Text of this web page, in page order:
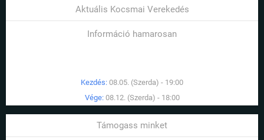
Aktuális Kocsmai Verekedés
Információ hamarosan
Kezdés: 08.05. (Szerda) - 19:00
Vége: 08.12. (Szerda) - 18:00
Támogass minket